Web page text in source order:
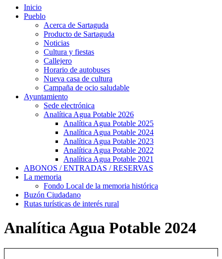
Inicio
Pueblo
Acerca de Sartaguda
Producto de Sartaguda
Noticias
Cultura y fiestas
Callejero
Horario de autobuses
Nueva casa de cultura
Campaña de ocio saludable
Ayuntamiento
Sede electrónica
Analítica Agua Potable 2026
Analítica Agua Potable 2025
Analítica Agua Potable 2024
Analítica Agua Potable 2023
Analítica Agua Potable 2022
Analítica Agua Potable 2021
ABONOS / ENTRADAS / RESERVAS
La memoria
Fondo Local de la memoria histórica
Buzón Ciudadano
Rutas turísticas de interés rural
Analítica Agua Potable 2024